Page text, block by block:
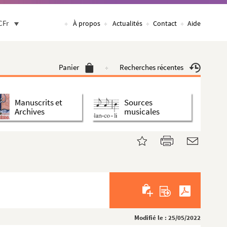
À propos Actualités Contact Aide
Panier Recherches récentes
Manuscrits et
Archives
Sources
musicales
Modifié le : 25/05/2022